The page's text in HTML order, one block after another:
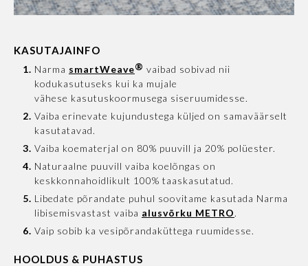
KASUTAJAINFO
Narma smartWeave® vaibad sobivad nii
kodukasutuseks kui ka mujale
vähese kasutuskoormusega siseruumidesse.
Vaiba erinevate kujundustega küljed on samaväärselt
kasutatavad.
Vaiba koematerjal on 80% puuvill ja 20% polüester.
Naturaalne puuvill vaiba koelõngas on
keskkonnahoidlikult 100% taaskasutatud.
Libedate põrandate puhul soovitame kasutada Narma
libisemisvastast vaiba alusvõrku METRO.
Vaip sobib ka vesipõrandaküttega ruumidesse.
HOOLDUS & PUHASTUS